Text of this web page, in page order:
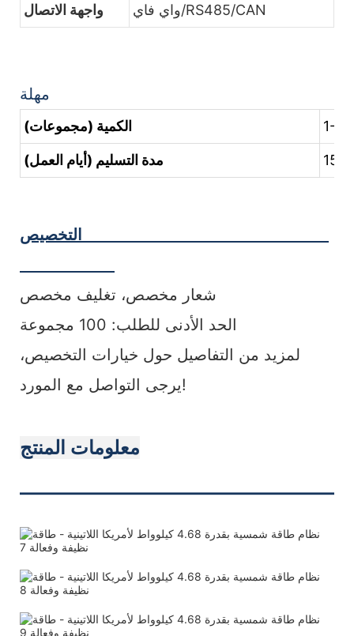
واجهة الاتصال واي فاي/RS485/CAN
مهلة
الكمية (مجموعات) 1-
مدة التسليم (أيام العمل) 15-
التخصيص
شعار مخصص، تغليف مخصص
الحد الأدنى للطلب: 100 مجموعة
لمزيد من التفاصيل حول خيارات التخصيص،
يرجى التواصل مع المورد!
معلومات المنتج